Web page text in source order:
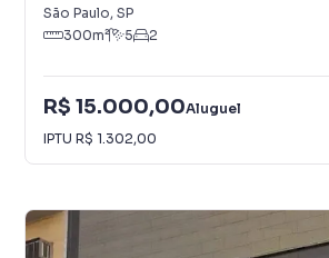
São Paulo, SP
300m² 5 2
R$ 15.000,00Aluguel
IPTU R$ 1.302,00